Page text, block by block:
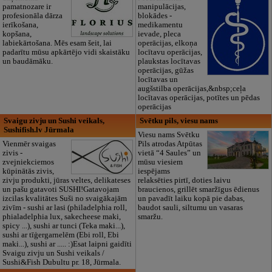
pamatnozare ir
profesionāla dārza
ierīkošana,
kopšana,
labiekārtošana. Mēs esam šeit, lai
padarītu mūsu apkārtējo vidi skaistāku
un baudāmāku.
manipulācijas,
blokādes -
medikamentu
ievade, pleca
operācijas, elkoņa
locītavu operācijas,
plaukstas locītavas
operācijas, gūžas
locītavas un
augšstilba operācijas,&nbsp;ceļa
locītavas operācijas, potītes un pēdas
operācijas
Svaigu zivju un Sushi veikals,
Sushifish.lv Jūrmala
Vienmēr svaigas
zivis -
zvejniekciemos
kūpinātās zivis,
zivju produkti, jūras veltes, delikateses
un pašu gatavoti SUSHI!Gatavojam
izcilas kvalitātes Suši no svaigākajām
zivīm - sushi ar lasi (philadelphia roll,
phialadelphia lux, sakecheese maki,
spicy ...), sushi ar tunci (Teka maki...),
sushi ar tīģergarnelēm (Ebi roll, Ebi
maki...), sushi ar ..... :)Esat laipni gaidīti
Svaigu zivju un Sushi veikals /
Sushi&Fish Dubultu pr. 18, Jūrmala.
Svētku pils, viesu nams
Viesu nams Svētku
Pils atrodas Atpūtas
vietā “4 Saules” un
mūsu viesiem
iespējams
relaksēties pirtī, doties laivu
braucienos, grillēt smaržīgus ēdienus
un pavadīt laiku kopā pie dabas,
baudot sauli, siltumu un vasaras
smaržu.